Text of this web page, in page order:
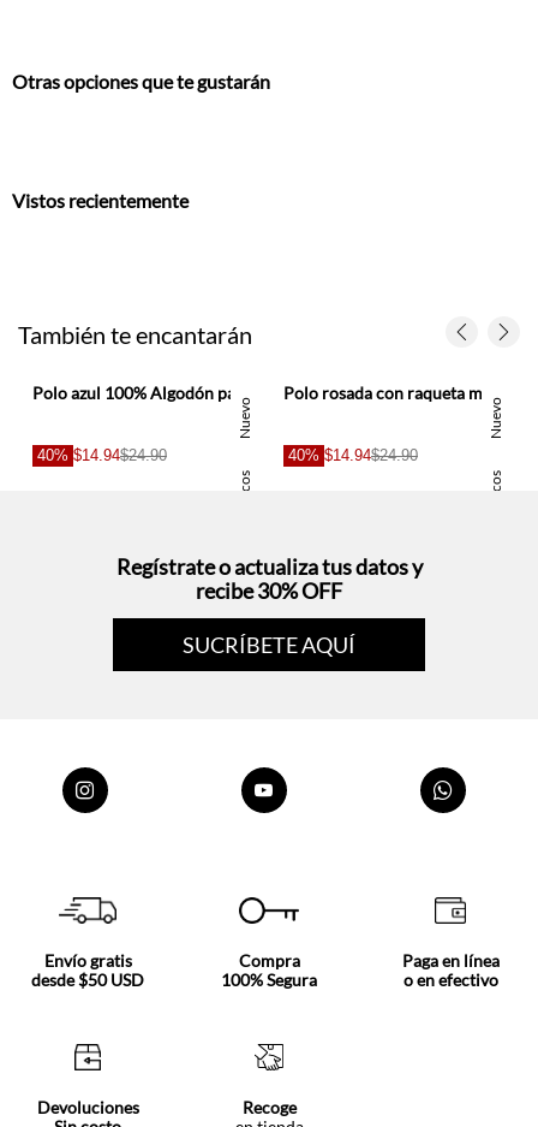
Otras opciones que te gustarán
Vistos recientemente
También te encantarán
Basicos
Nuevo
Polo azul 100% Algodón para hombre
40% $14.94$24.90
Basicos
Nuevo
Polo rosada con raqueta multicolor para hombre
40% $14.94$24.90
Regístrate o actualiza tus datos y
recibe 30% OFF
SUCRÍBETE AQUÍ
Envío gratis
desde $50 USD
Compra
100% Segura
Paga en línea
o en efectivo
Devoluciones
Recoge